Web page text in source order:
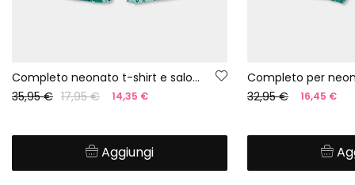
Completo neonato t-shirt e salopette stampa verde
35,95 € 17,95 € 14,35 €
Aggiungi
32,95 € 16,45 €